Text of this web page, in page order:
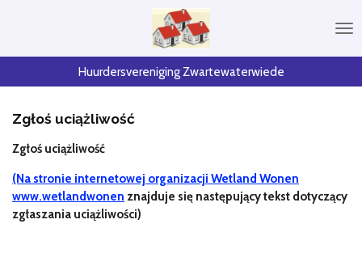
Huurdersvereniging Zwartewaterwiede
Zgłoś uciążliwość
Zgłoś uciążliwość
(Na stronie internetowej organizacji Wetland Wonen
www.wetlandwonen znajduje się następujący tekst dotyczący
zgłaszania uciążliwości)